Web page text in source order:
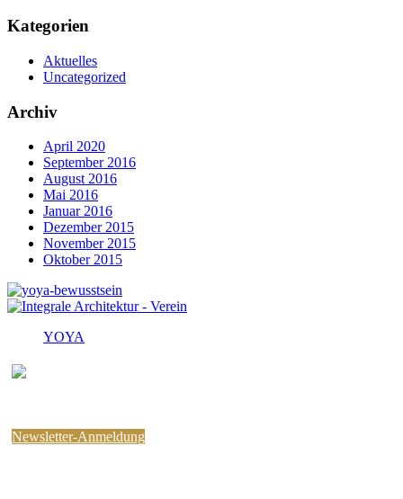
Kategorien
Aktuelles
Uncategorized
Archiv
April 2020
September 2016
August 2016
Mai 2016
Januar 2016
Dezember 2015
November 2015
Oktober 2015
YOYA
Newsletter-Anmeldung